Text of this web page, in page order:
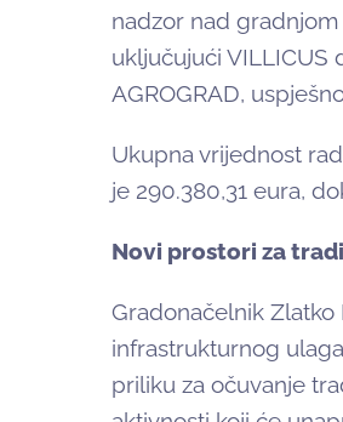
nadzor nad gradnjom
uključujući VILLICUS
AGROGRAD,
Ukupna vrijednost
je 290.380,31 eura,
Novi prostori za
Gradonačelnik
infrastrukturnog
priliku za očuvanje